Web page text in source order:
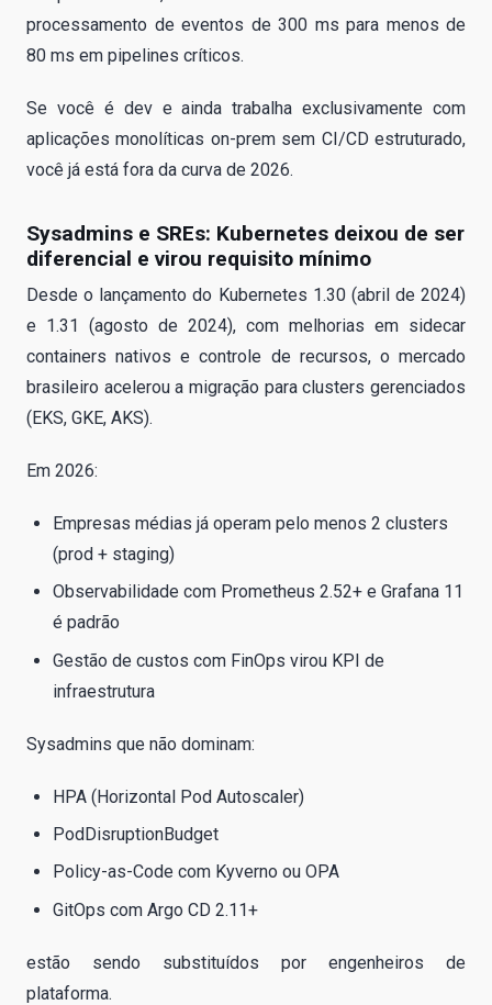
processamento de eventos de 300 ms para menos de
80 ms em pipelines críticos.
Se você é dev e ainda trabalha exclusivamente com
aplicações monolíticas on-prem sem CI/CD estruturado,
você já está fora da curva de 2026.
Sysadmins e SREs: Kubernetes deixou de ser
diferencial e virou requisito mínimo
Desde o lançamento do Kubernetes 1.30 (abril de 2024)
e 1.31 (agosto de 2024), com melhorias em sidecar
containers nativos e controle de recursos, o mercado
brasileiro acelerou a migração para clusters gerenciados
(EKS, GKE, AKS).
Em 2026:
Empresas médias já operam pelo menos 2 clusters
(prod + staging)
Observabilidade com Prometheus 2.52+ e Grafana 11
é padrão
Gestão de custos com FinOps virou KPI de
infraestrutura
Sysadmins que não dominam:
HPA (Horizontal Pod Autoscaler)
PodDisruptionBudget
Policy-as-Code com Kyverno ou OPA
GitOps com Argo CD 2.11+
estão sendo substituídos por engenheiros de
plataforma.